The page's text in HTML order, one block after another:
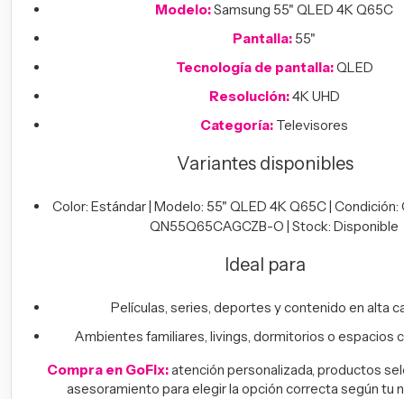
Modelo:Samsung 55" QLED 4K Q65C
Pantalla: 55"
Tecnología de pantalla:QLED
Resolución:4K UHD
Categoría: Televisores
Variantes disponibles
Color: Estándar | Modelo: 55" QLED 4K Q65C | Condición:
QN55Q65CAGCZB-O | Stock: Disponible
Ideal para
Películas, series, deportes y contenido en alta
Ambientes familiares, livings, dormitorios o espacios
Compra en GoFix:atención personalizada, productos
asesoramiento para elegir la opción correcta según tu